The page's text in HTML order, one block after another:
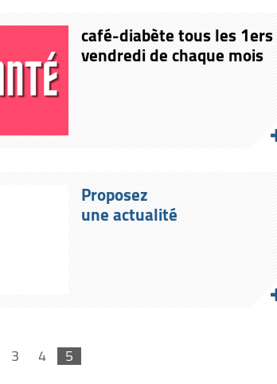
café-diabète tous les 1ers
vendredi de chaque mois
Proposez
une actualité
3 4 5